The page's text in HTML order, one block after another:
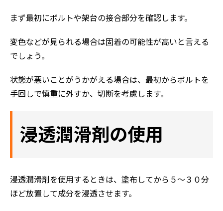
まず最初にボルトや架台の接合部分を確認します。
変色などが見られる場合は固着の可能性が高いと言える
でしょう。
状態が悪いことがうかがえる場合は、最初からボルトを
手回しで慎重に外すか、切断を考慮します。
浸透潤滑剤の使用
浸透潤滑剤を使用するときは、塗布してから５～３０分
ほど放置して成分を浸透させます。